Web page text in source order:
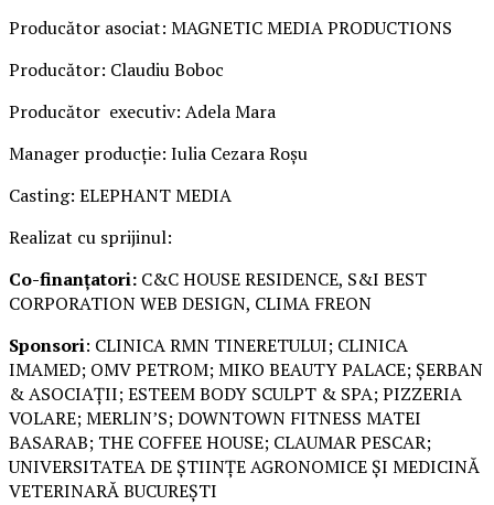
Producător asociat: MAGNETIC MEDIA PRODUCTIONS
Producător: Claudiu Boboc
Producător executiv: Adela Mara
Manager producție: Iulia Cezara Roșu
Casting: ELEPHANT MEDIA
Realizat cu sprijinul:
Co-finanțatori: C&C HOUSE RESIDENCE, S&I BEST
CORPORATION WEB DESIGN, CLIMA FREON
Sponsori: CLINICA RMN TINERETULUI; CLINICA
IMAMED; OMV PETROM; MIKO BEAUTY PALACE; ȘERBAN
& ASOCIAȚII; ESTEEM BODY SCULPT & SPA; PIZZERIA
VOLARE; MERLIN’S; DOWNTOWN FITNESS MATEI
BASARAB; THE COFFEE HOUSE; CLAUMAR PESCAR;
UNIVERSITATEA DE ȘTIINȚE AGRONOMICE ȘI MEDICINĂ
VETERINARĂ BUCUREȘTI